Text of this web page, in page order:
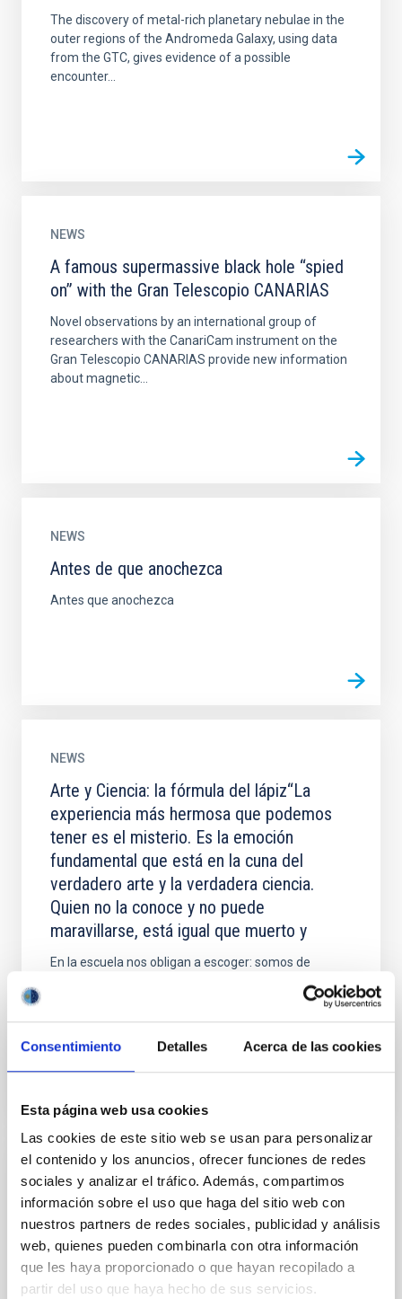
Consentimiento Detalles Acerca de las cookies
Esta página web usa cookies
Las cookies de este sitio web se usan para personalizar
el contenido y los anuncios, ofrecer funciones de redes
sociales y analizar el tráfico. Además, compartimos
información sobre el uso que haga del sitio web con
nuestros partners de redes sociales, publicidad y análisis
web, quienes pueden combinarla con otra información
que les haya proporcionado o que hayan recopilado a
partir del uso que haya hecho de sus servicios.
The discovery of metal-rich planetary nebulae in the
outer regions of the Andromeda Galaxy, using data
from the GTC, gives evidence of a possible
encounter...
NEWS
A famous supermassive black hole “spied
on” with the Gran Telescopio CANARIAS
Novel observations by an international group of
researchers with the CanariCam instrument on the
Gran Telescopio CANARIAS provide new information
about magnetic...
NEWS
Antes de que anochezca
Antes que anochezca
NEWS
Arte y Ciencia: la fórmula del lápiz“La
experiencia más hermosa que podemos
tener es el misterio. Es la emoción
fundamental que está en la cuna del
verdadero arte y la verdadera ciencia.
Quien no la conoce y no puede
maravillarse, está igual que muerto y
En la escuela nos obligan a escoger: somos de
elección, ambas líneas difícilmente vuelven a
encontrarse. Ciencia y...
NEWS
Bricolaje EspacialAPLICACIONES DE LA
ASTROFÍSICA Y LAS CIENCIAS
ESPACIALES
Están ante nuestros ojos, los tocamos, los usamos,